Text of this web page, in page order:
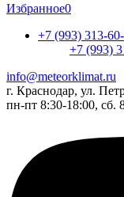
Избранное0
+7 (993) 313-
+7 (993)
info@meteorklimat.ru
г. Краснодар, ул.
пн-пт 8:30-18:00, сб.